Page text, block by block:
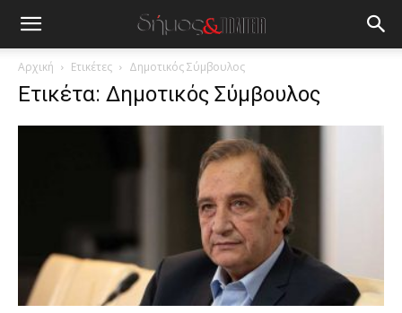
lesbians
very
hot
cam
show. desi
xxx
pornhun
Αρχική Ετικέτες Δημοτικός Σύμβουλος
Ετικέτα: Δημοτικός Σύμβουλος